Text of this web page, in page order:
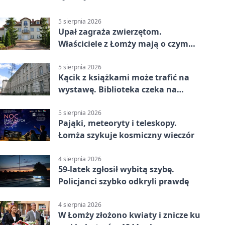
5 sierpnia 2026
Upał zagraża zwierzętom.
Właściciele z Łomży mają o czym
5 sierpnia 2026
Kącik z książkami może trafić na
wystawę. Biblioteka czeka na
5 sierpnia 2026
Pająki, meteoryty i teleskopy.
Łomża szykuje kosmiczny wieczór
4 sierpnia 2026
59-latek zgłosił wybitą szybę.
Policjanci szybko odkryli prawdę
4 sierpnia 2026
W Łomży złożono kwiaty i znicze ku